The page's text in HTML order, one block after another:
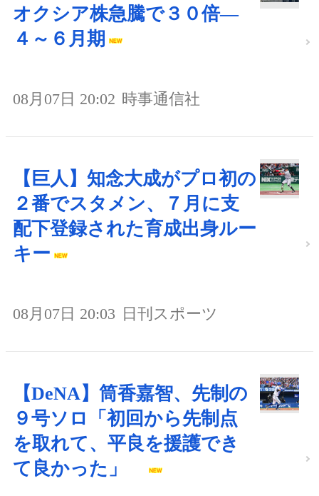
オクシア株急騰で３０倍―
４～６月期
08月07日 20:02 時事通信社
【巨人】知念大成がプロ初の
２番でスタメン、７月に支
配下登録された育成出身ルー
キー
08月07日 20:03 日刊スポーツ
【DeNA】筒香嘉智、先制の
９号ソロ「初回から先制点
を取れて、平良を援護でき
て良かった」